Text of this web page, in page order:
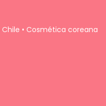
• Cosmética coreana